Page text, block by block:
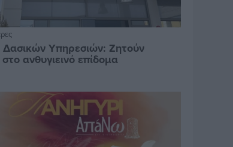
Δασικών Υπηρεσιών: Ζητούν
ανθυγιεινό επίδομα